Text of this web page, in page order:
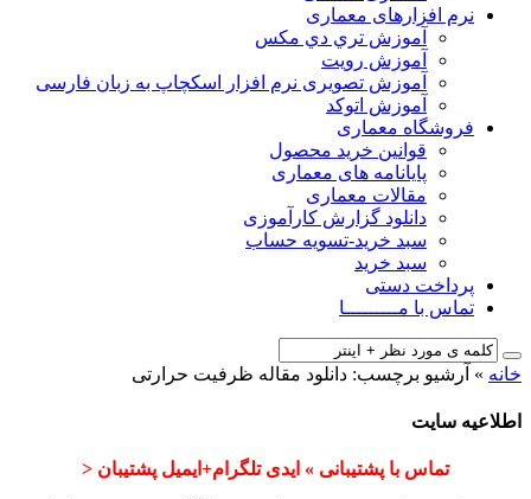
نرم افزارهای معماری
آﻣﻮزش ﺗﺮي دي ﻣﮑﺲ
آموزش رویت
آموزش تصویری نرم افزار اسکچاپ به زبان فارسی
آموزش اتوکد
فروشگاه معماری
قوانین خرید محصول
پایانامه های معماری
مقالات معماری
دانلود گزارش کارآموزی
سبد خرید-تسویه حساب
سبد خرید
پرداخت دستی
تماس با مـــــــــا
خانه » آرشیو برچسب: دانلود مقاله ظرفیت حرارتی
اطلاعیه سایت
تماس با پشتیبانی » ایدی تلگرام+ایمیل پشتیبان <